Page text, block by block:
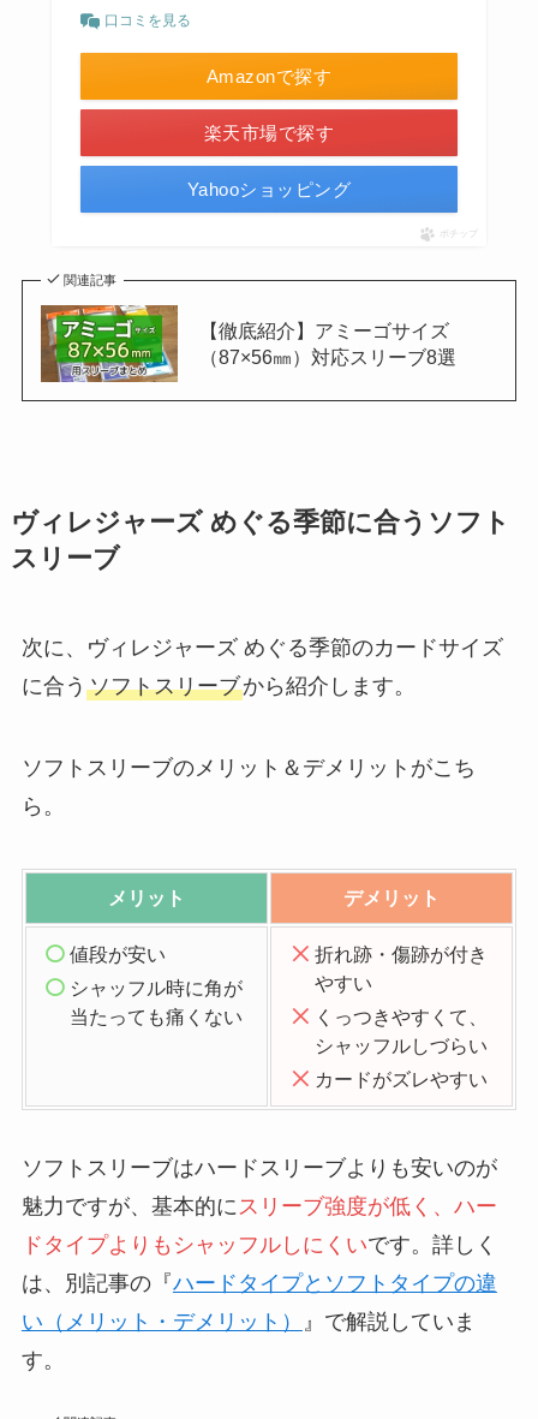
口コミを見る
Amazonで探す
楽天市場で探す
Yahooショッピング
ポチップ
関連記事
【徹底紹介】アミーゴサイズ
（87×56㎜）対応スリーブ8選
ヴィレジャーズ めぐる季節に合うソフト
スリーブ
次に、ヴィレジャーズ めぐる季節のカードサイズ
に合う ソフトスリーブから紹介します。
ソフトスリーブのメリット＆デメリットがこち
ら。
メリット デメリット
値段が安い
シャッフル時に角が
当たっても痛くない
折れ跡・傷跡が付き
やすい
くっつきやすくて、
シャッフルしづらい
カードがズレやすい
ソフトスリーブはハードスリーブよりも安いのが
魅力ですが、基本的にスリーブ強度が低く、ハー
ドタイプよりもシャッフルしにくいです。詳しく
は、別記事の『ハードタイプとソフトタイプの違
い（メリット・デメリット）
』で解説していま
す。